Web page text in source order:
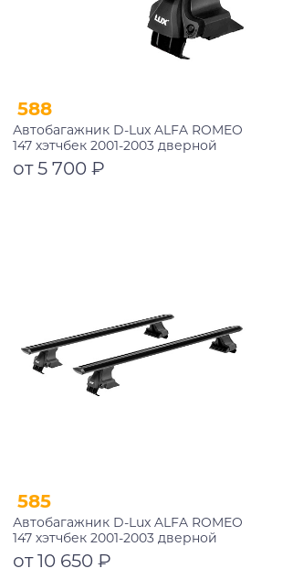
588
Автобагажник D-Lux ALFA ROMEO
147 хэтчбек 2001-2003 дверной
проем прямоугольный
от 5 700 ₽
585
Автобагажник D-Lux ALFA ROMEO
147 хэтчбек 2001-2003 дверной
проем аэро-трэвэл черный с
замком
от 10 650 ₽